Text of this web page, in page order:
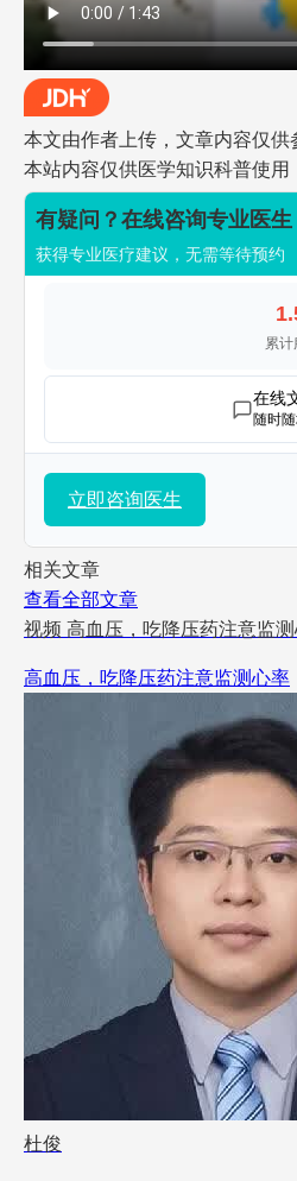
本文由作者上传，文章内容仅
本站内容仅供医学知识科普使用
有疑问？在线咨询专业医生
获得专业医疗建议，无需等待预约
累
在线
随时
立即咨询医生
相关文章
查看全部文章
视频 高血压，吃降压药注意监
高血压，吃降压药注意监测心率
杜俊